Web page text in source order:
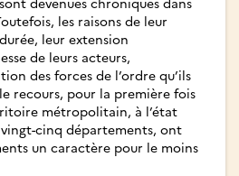
les raisons de leur
leur extension
de leurs acteurs,
des forces de l’ordre qu’ils
recours, pour la première fois
métropolitain, à l’état
cinq départements, ont
un caractère pour le moins